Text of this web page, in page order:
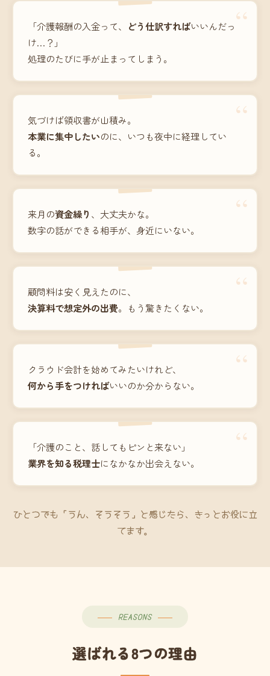
“
「介護報酬の入金って、 どう仕訳すればいいんだっ
け…？」
処理のたびに手が止まってしまう。
“
気づけば領収書が山積み。
本業に集中したいのに、いつも夜中に経理してい
る。
“
来月の資金繰り 、大丈夫かな。
数字の話ができる相手が、身近にいない。
“
顧問料は安く見えたのに、
決算料で想定外の出費。もう驚きたくない。
“
クラウド会計を始めてみたいけれど、
何から手をつければいいのか分からない。
“
「介護のこと、話してもピンと来ない」
業界を知る税理士になかなか出会えない。
ひとつでも「うん、そうそう」と感じたら、きっとお役に立
てます。
REASONS
選ばれる8つの理由